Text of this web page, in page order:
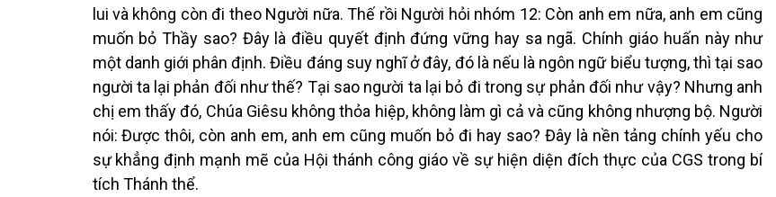
lui và không còn đi theo Người nữa. Thế rồi Người hỏi nhóm 12: Còn anh em nữa, anh em cũng
muốn bỏ Thầy sao? Đây là điều quyết định đứng vững hay sa ngã. Chính giáo huấn này như
một danh giới phân định. Điều đáng suy nghĩ ở đây, đó là nếu là ngôn ngữ biểu tượng, thì tại sao
người ta lại phản đối như thế? Tại sao người ta lại bỏ đi trong sự phản đối như vậy? Nhưng anh
chị em thấy đó, Chúa Giêsu không thỏa hiệp, không làm gì cả và cũng không nhượng bộ. Người
nói: Được thôi, còn anh em, anh em cũng muốn bỏ đi hay sao? Đây là nền tảng chính yếu cho
sự khẳng định mạnh mẽ của Hội thánh công giáo về sự hiện diện đích thực của CGS trong bí
tích Thánh thể.